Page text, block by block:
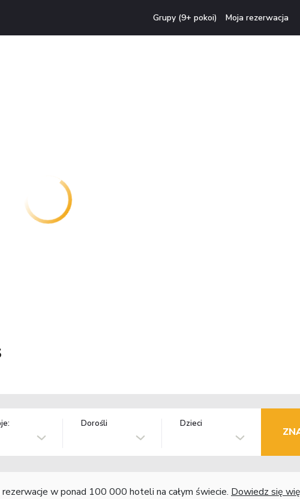
Grupy (9+ pokoi) Moja rezerwacja
Dorośli Dzieci
w ponad 100 000 hoteli na całym świecie. Dowiedz się